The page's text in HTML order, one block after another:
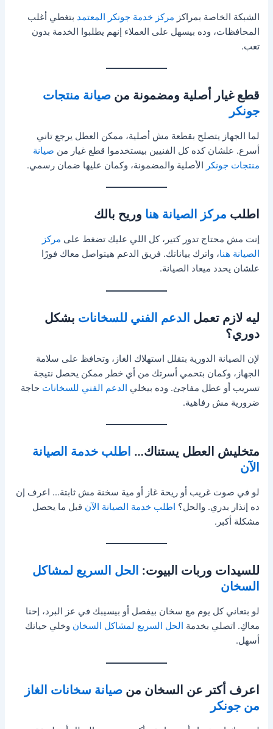
الشبكة الخاصة بمراكز مركز خدمة جونكر المعتمد بتغطي أغلب
المحافظات، وده بيسهل على العملاء إنهم يطلبوا الخدمة بدون
تعب.
قطع غيار أصلية ومضمونة منصيانة منتجات
جونكر
لما الجهاز يتصلح بقطعة مش أصلية، ممكن العطل يرجع تاني
أسرع. علشان كده كل الفنيين بيستخدموا قطع غيار من صيانة
منتجات جونكر الأصلية والمضمونة، وكمان عليها ضمان رسمي.
اطلب مركز الصيانة هنا وريح بالك
إنت مش محتاج تدور كتير، كل اللي عليك تضغط على مركز
الصيانة هنا، واترك بياناتك. فريق الدعم هيتواصل معاك فورًا
علشان يحدد ميعاد الصيانة.
ليه لازم تعمل الدعم الفني للسخانات بشكل
دوري؟
لإن الصيانة الدورية بتقلل استهلاك الغاز، وتحافظ على سلامة
الجهاز، وكمان بتحمي أسرتك من أي خطر ممكن يحصل نتيجة
تسريب أو عطل مفاجئ. وده بيخلي الدعم الفني للسخانات حاجة
ضرورية مش رفاهية.
متخليش العطل يستناك… اطلب خدمة الصيانة
الآن
لو في صوت غريب أو ريحة غاز أو مية سخنة مش ثابتة… اعرف إن
ده إنذار بدري. والحل؟ اطلب خدمة الصيانة الآن قبل ما يحصل
مشكلة أكبر.
للسيدات وربات البيوت: الحل السريع لمشاكل
السخان
لو بتعاني كل يوم مع سخان بيفصل أو بيسيبك في عز البرد، إحنا
معاكِ. اتصلي بخدمة الحل السريع لمشاكل السخان وخلي حياتك
أسهل.
اعرف أكتر عن السخان منصيانة سخانات الغاز
من جونكر